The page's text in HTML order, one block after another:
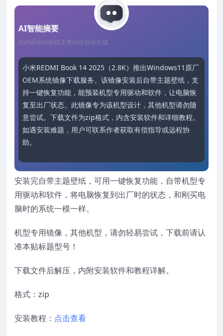
AI智能摘要
此内容由AI根据文章内容自动生成
小米REDMI Book 14 2025（2.8K）推出Windows11原厂
OEM系统镜像下载服务。该镜像安装后自带主题壁纸，支
持一键恢复功能，能预装机型专用驱动和软件，让电脑恢
复至出厂状态。此镜像专为该机型设计，其他机型请勿随
意尝试。下载文件为zip格式，内含安装软件和详细教程。
如遇安装难题，用户可联系作者获取有偿指导或远程协
助。
安装完自带主题壁纸，可用一键恢复功能，自带机型专
用驱动和软件，将电脑恢复到出厂时的状态，和刚买电
脑时的系统一模一样。
机型专用镜像，其他机型，请勿轻易尝试，下载前请认
准本贴标题型号！
下载文件后解压，内附安装软件和教程详解。
格式：zip
安装教程： 点击查看